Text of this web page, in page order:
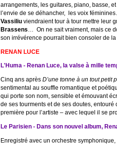
arrangements, les guitares, piano, basse,
l’envie de se déhancher, les voix
Vassiliuviendraient tour à tour mettre leur
Brassens … On ne sait vraiment, mais ce
son irrévérence pourrait bien consoler de
RENAN LUCE
L'Huma - Renan Luce, la valse à mille
Cinq ans après D’une tonne à un tout petit
sentimental au souffle romantique et
qui porte son nom, sensible et émouvant
de ses tourments et de ses doutes,
première pour l’artiste – avec lequel il se
Le Parisien - Dans son nouvel album,
Enregistré avec un orchestre